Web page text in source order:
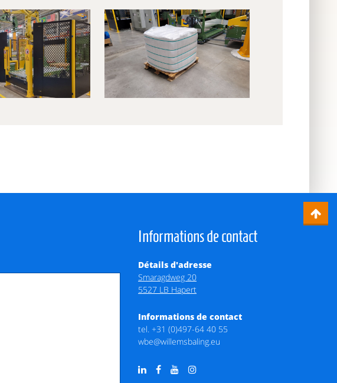
Informations de contact
Détails d'adresse
Smaragdweg 20
5527 LB Hapert
Informations de contact
tel. +31 (0)497-64 40 55
wbe@willemsbaling.eu